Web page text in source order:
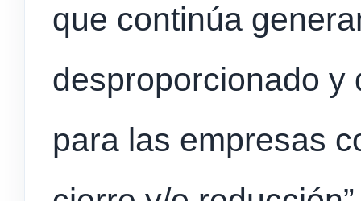
que continúa
desproporcionado y
para las empresas